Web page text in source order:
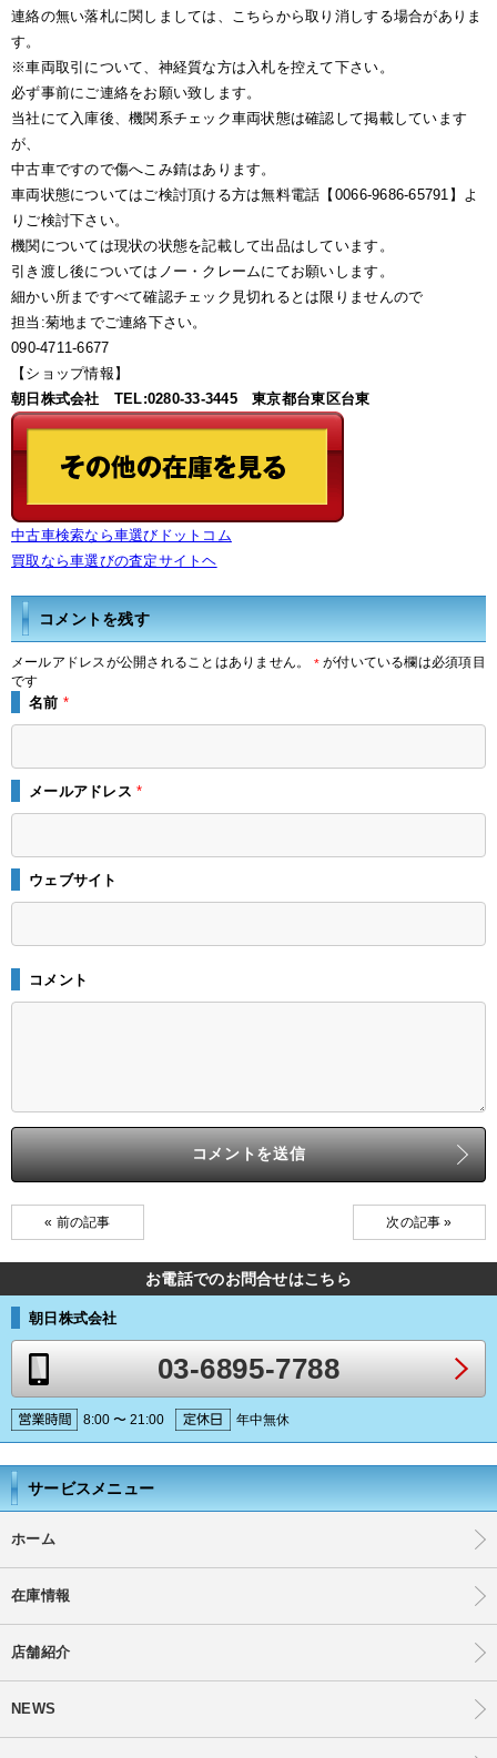
連絡の無い落札に関しましては、こちらから取り消しする場合がありま
す。
※車両取引について、神経質な方は入札を控えて下さい。
必ず事前にご連絡をお願い致します。
当社にて入庫後、機関系チェック車両状態は確認して掲載しています
が、
中古車ですので傷へこみ錆はあります。
車両状態についてはご検討頂ける方は無料電話【0066-9686-65791】よ
りご検討下さい。
機関については現状の状態を記載して出品はしています。
引き渡し後についてはノー・クレームにてお願いします。
細かい所まですべて確認チェック見切れるとは限りませんので
担当:菊地までご連絡下さい。
090-4711-6677
【ショップ情報】
朝日株式会社 TEL:0280-33-3445 東京都台東区台東
中古車検索なら車選びドットコム
買取なら車選びの査定サイトヘ
コメントを残す
メールアドレスが公開されることはありません。 *が付いている欄は必須項目
です
名前 *
メールアドレス*
ウェブサイト
コメント
« 前の記事 次の記事 »
お電話でのお問合せはこちら
朝日株式会社
03-6895-7788
8:00 〜 21:00 年中無休
サービスメニュー
ホーム
在庫情報
店舗紹介
NEWS